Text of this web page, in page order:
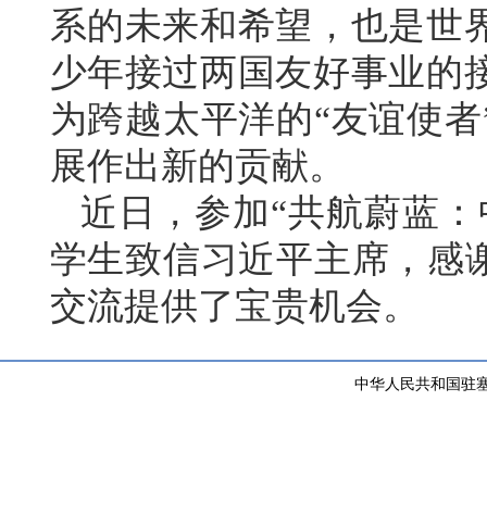
系的未来和希望，也是世
少年接过两国友好事业的
为跨越太平洋的“友谊使
展作出新的贡献。
近日，参加“共航蔚蓝
学生致信习近平主席，感
交流提供了宝贵机会。
中华人民共和国驻